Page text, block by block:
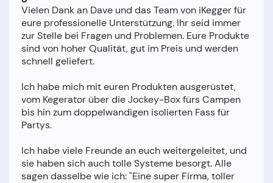
Vielen Dank an Dave und das Team von iKegger für
eure professionelle Unterstützung. Ihr seid immer
zur Stelle bei Fragen und Problemen. Eure Produkte
sind von hoher Qualität, gut im Preis und werden
schnell geliefert.
Ich habe mich mit euren Produkten ausgerüstet,
vom Kegerator über die Jockey-Box fürs Campen
bis hin zum doppelwandigen isolierten Fass für
Partys.
Ich habe viele Freunde an euch weitergeleitet, und
sie haben sich auch tolle Systeme besorgt. Alle
sagen dasselbe wie ich: "Eine super Firma, toller